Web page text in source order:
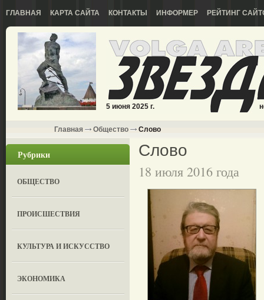
ГЛАВНАЯ КАРТА САЙТА КОНТАКТЫ ИНФОРМЕР РЕЙТИНГ
5 июня 2025 г.
Главная Общество Слово
Рубрики
ОБЩЕСТВО
ПРОИСШЕСТВИЯ
КУЛЬТУРА И ИСКУССТВО
ЭКОНОМИКА
Слово
18 июля 2016 года